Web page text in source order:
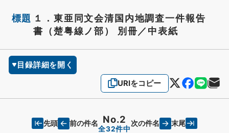
標題 １．東亜同文会清国内地調査一件報告
書（楚粤線ノ部） 別冊／中表紙
目録詳細を開く
URIをコピー
先頭 前の件名 No.2
全32件中
次の件名 末尾